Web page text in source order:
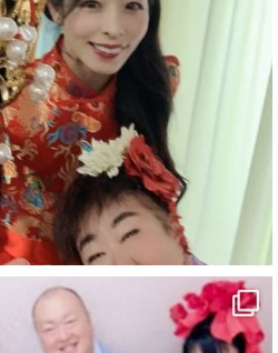
旅 白浜町・三段壁洞窟」
様を言い合う
がりたい